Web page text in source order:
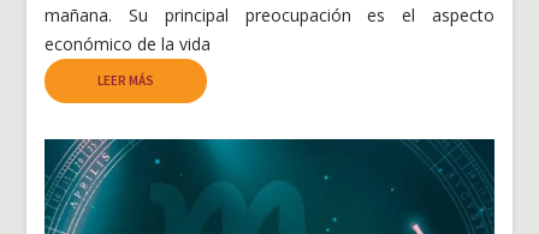
mañana. Su principal preocupación es el aspecto
económico de la vida
LEER MÁS